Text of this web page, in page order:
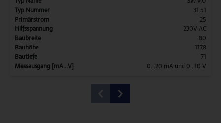
Typ Nummer
31.51
Primärstrom
25
Hilfsspannung
230V AC
Baubreite
80
Bauhöhe
117,8
Bautiefe
71
Messausgang [mA...V]
0...20 mA und 0...10 V